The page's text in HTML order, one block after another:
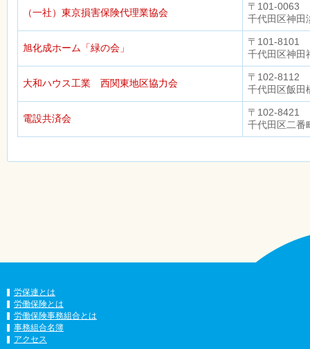
（一社）東京損害保険代理業協会
〒101-0063
千代田区神
旭化成ホーム「緑の会」
〒101-8101
千代田区神田
大和ハウス工業 西関東地区協力会
〒102-8112
千代田区飯
電設共済会
〒102-8421
千代田区二
労保連とは
労働保険とは
労働保険事務組合とは
事務組合名簿
アクセス